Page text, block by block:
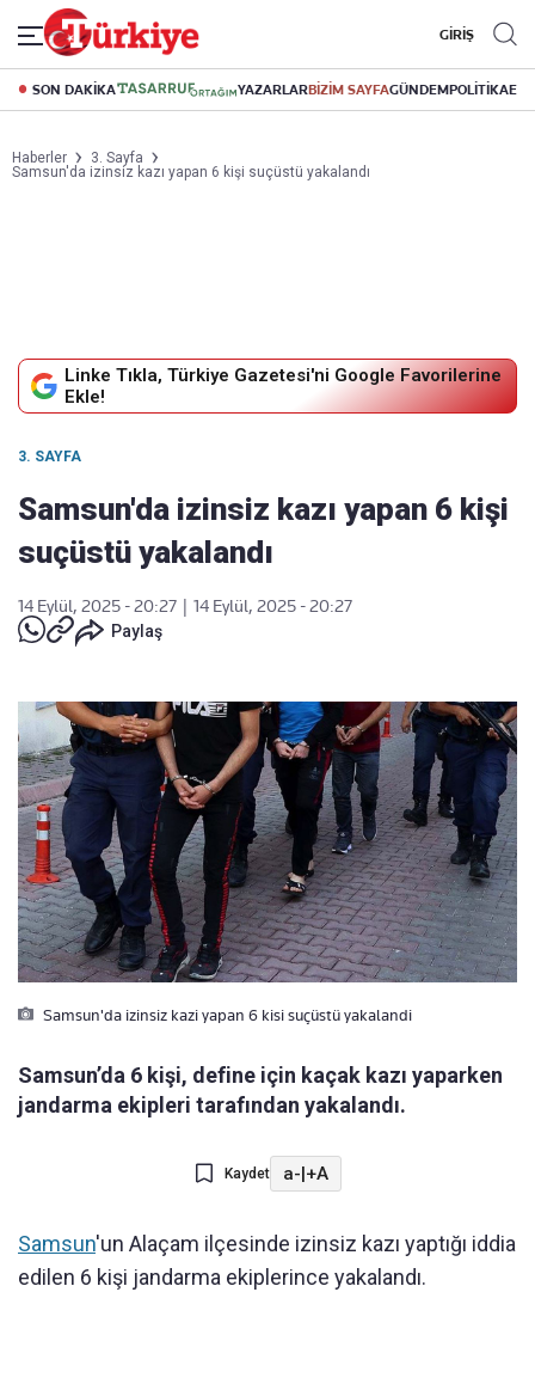
GİRİŞ
SON DAKİKA YAZARLARBİZİM SAYFAGÜNDEMPOLİTİKA
Haberler
3. Sayfa
Samsun'da izinsiz kazı yapan 6 kişi suçüstü yakalandı
Linke Tıkla, Türkiye Gazetesi'ni Google Favorilerine
Ekle!
3. SAYFA
Samsun'da izinsiz kazı yapan 6 kişi
suçüstü yakalandı
14 Eylül, 2025 - 20:27
14 Eylül, 2025 - 20:27
Paylaş
Samsun'da izinsiz kazi yapan 6 kisi suçüstü yakalandi
Samsun’da 6 kişi, define için kaçak kazı yaparken
jandarma ekipleri tarafından yakalandı.
Kaydet a-|+A
Samsun'un Alaçam ilçesinde izinsiz kazı yaptığı iddia
edilen 6 kişi jandarma ekiplerince yakalandı.